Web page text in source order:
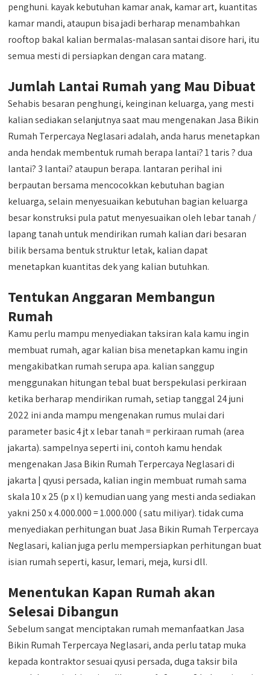
penghuni. kayak kebutuhan kamar anak, kamar art, kuantitas
kamar mandi, ataupun bisa jadi berharap menambahkan
rooftop bakal kalian bermalas-malasan santai disore hari, itu
semua mesti di persiapkan dengan cara matang.
Jumlah Lantai Rumah yang Mau Dibuat
Sehabis besaran penghungi, keinginan keluarga, yang mesti
kalian sediakan selanjutnya saat mau mengenakan Jasa Bikin
Rumah Terpercaya Neglasari adalah, anda harus menetapkan
anda hendak membentuk rumah berapa lantai? 1 taris ? dua
lantai? 3 lantai? ataupun berapa. lantaran perihal ini
berpautan bersama mencocokkan kebutuhan bagian
keluarga, selain menyesuaikan kebutuhan bagian keluarga
besar konstruksi pula patut menyesuaikan oleh lebar tanah /
lapang tanah untuk mendirikan rumah kalian dari besaran
bilik bersama bentuk struktur letak, kalian dapat
menetapkan kuantitas dek yang kalian butuhkan.
Tentukan Anggaran Membangun
Rumah
Kamu perlu mampu menyediakan taksiran kala kamu ingin
membuat rumah, agar kalian bisa menetapkan kamu ingin
mengakibatkan rumah serupa apa. kalian sanggup
menggunakan hitungan tebal buat berspekulasi perkiraan
ketika berharap mendirikan rumah, setiap tanggal 24 juni
2022 ini anda mampu mengenakan rumus mulai dari
parameter basic 4 jt x lebar tanah = perkiraan rumah (area
jakarta). sampelnya seperti ini, contoh kamu hendak
mengenakan Jasa Bikin Rumah Terpercaya Neglasari di
jakarta | qyusi persada, kalian ingin membuat rumah sama
skala 10 x 25 (p x l) kemudian uang yang mesti anda sediakan
yakni 250 x 4.000.000 = 1.000.000 ( satu miliyar). tidak cuma
menyediakan perhitungan buat Jasa Bikin Rumah Terpercaya
Neglasari, kalian juga perlu mempersiapkan perhitungan buat
isian rumah seperti, kasur, lemari, meja, kursi dll.
Menentukan Kapan Rumah akan
Selesai Dibangun
Sebelum sangat menciptakan rumah memanfaatkan Jasa
Bikin Rumah Terpercaya Neglasari, anda perlu tatap muka
kepada kontraktor sesuai qyusi persada, duga taksir bila